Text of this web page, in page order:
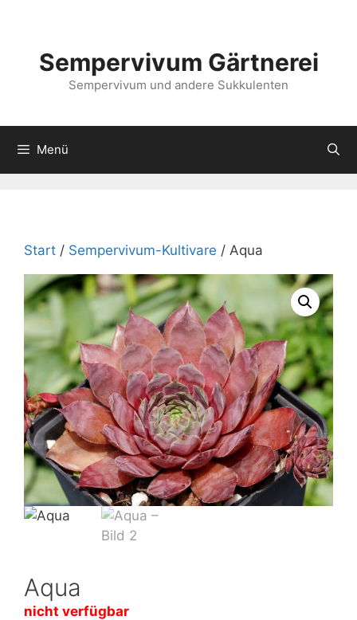
Sempervivum Gärtnerei
Sempervivum und andere Sukkulenten
Menü
Start / Sempervivum-Kultivare / Aqua
Aqua
nicht verfügbar